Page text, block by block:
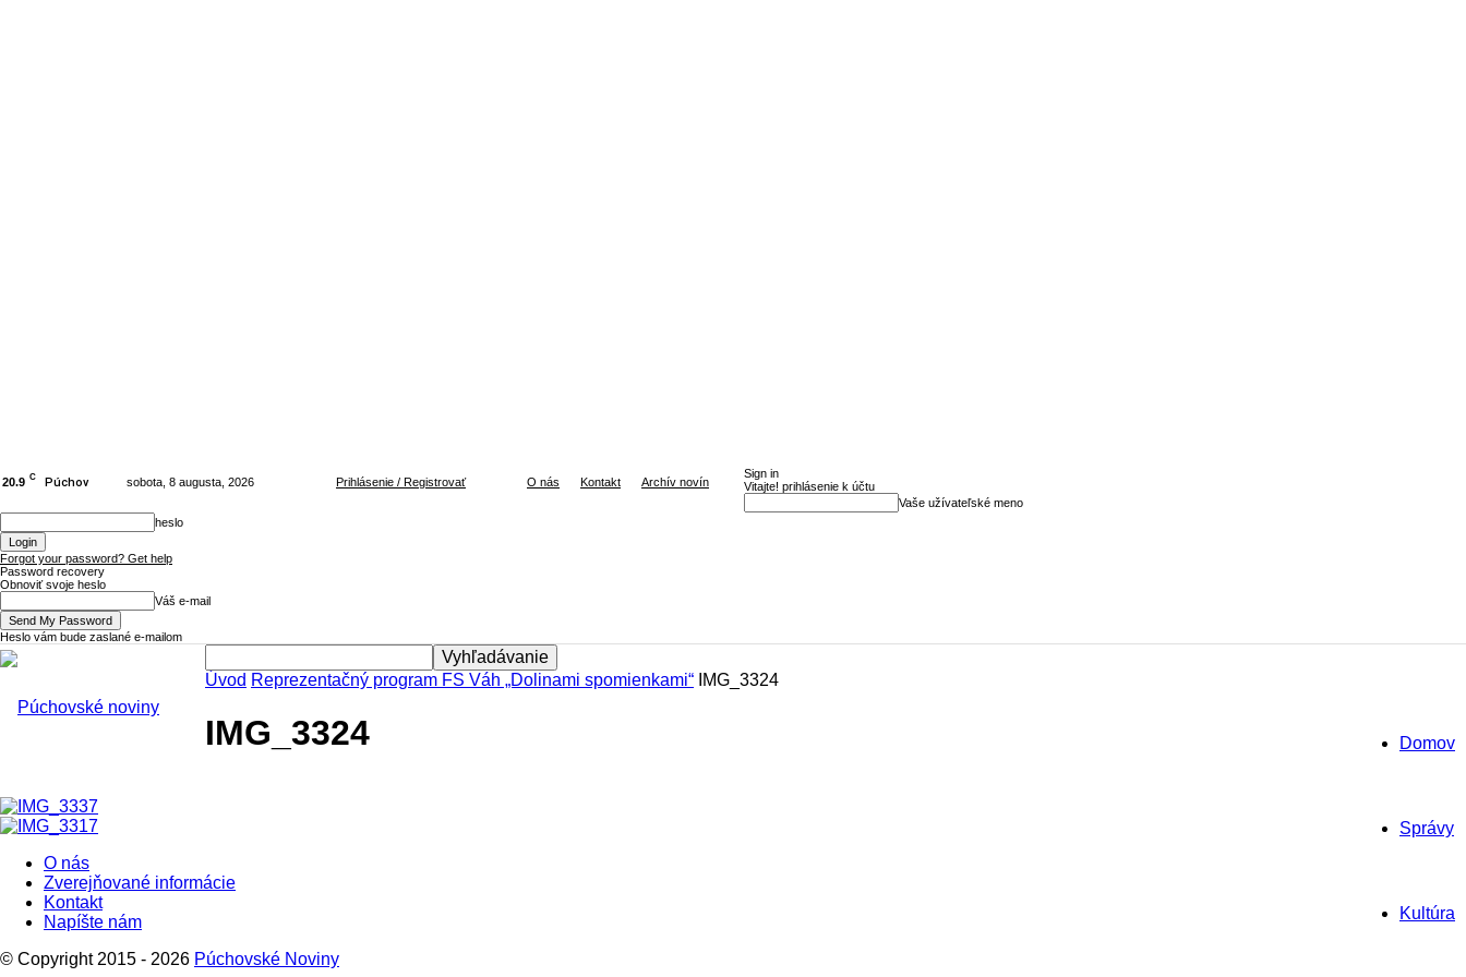
20.9 C Púchov sobota, 8 augusta, 2026 Prihlásenie / Registrovať O nás Kontakt Archív novín
Sign in
Vitajte! prihlásenie k účtu
Vaše užívateľské meno
heslo
Forgot your password? Get help
Password recovery
Obnoviť svoje heslo
Váš e-mail
Heslo vám bude zaslané e-mailom
Púchovské
Domov
Správy
Kultúra
Úvod Reprezentačný program FS Váh „Dolinami spomienkami“ IMG_3324
IMG_3324
O nás
Zverejňované informácie
Kontakt
Napíšte nám
© Copyright 2015 - 2026 Púchovské Noviny